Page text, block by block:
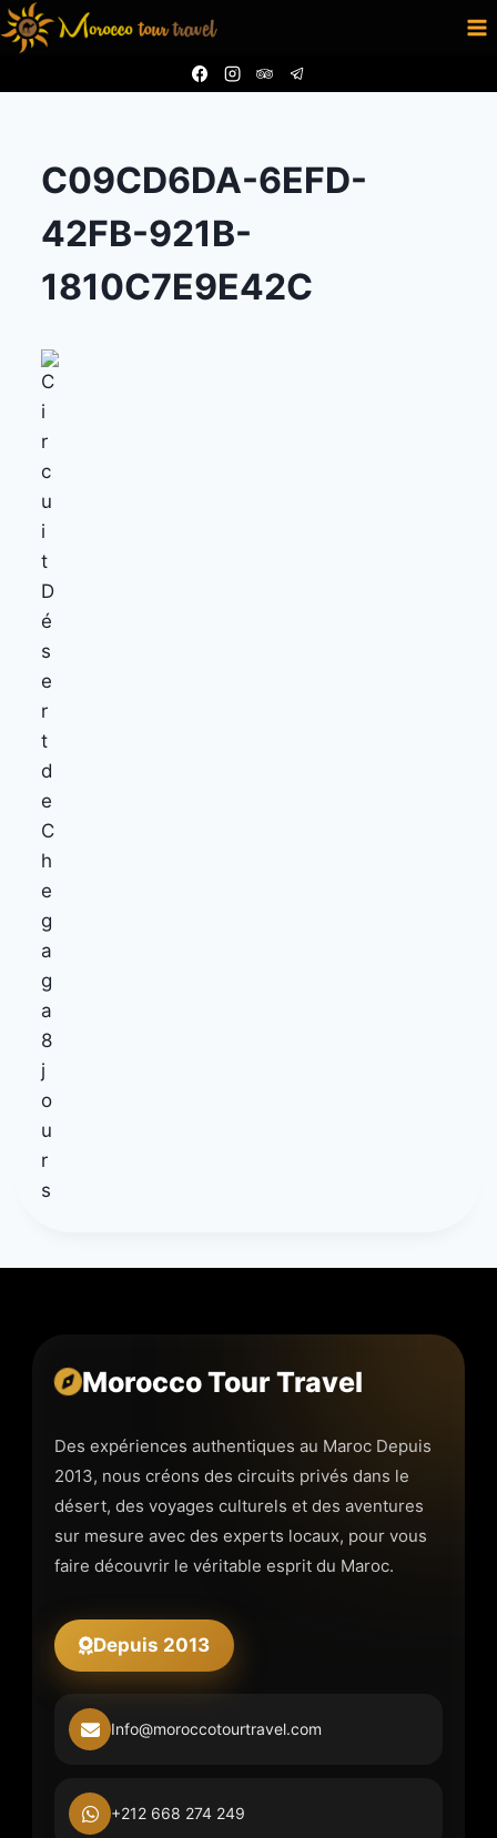
Aller
au
C09CD6DA-6EFD-
42FB-921B-
1810C7E9E42C
Morocco Tour Travel
Des expériences authentiques au Maroc Depuis
2013, nous créons des circuits privés dans le
désert, des voyages culturels et des aventures
sur mesure avec des experts locaux, pour vous
faire découvrir le véritable esprit du Maroc.
Depuis 2013
Info@moroccotourtravel.com
+212 668 274 249